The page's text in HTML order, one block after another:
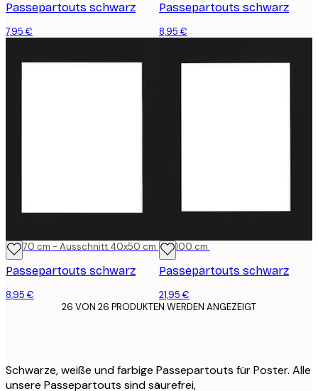
Passepartouts schwarz
7,95 €
Passepartouts schwarz
8,95 €
50x70 cm - Ausschnitt 40x50 cm
Passepartouts schwarz
8,95 €
70x100 cm
Passepartouts schwarz
21,95 €
26 VON 26 PRODUKTEN WERDEN ANGEZEIGT
Schwarze, weiße und farbige Passepartouts für Poster. Alle
unsere Passepartouts sind säurefrei,